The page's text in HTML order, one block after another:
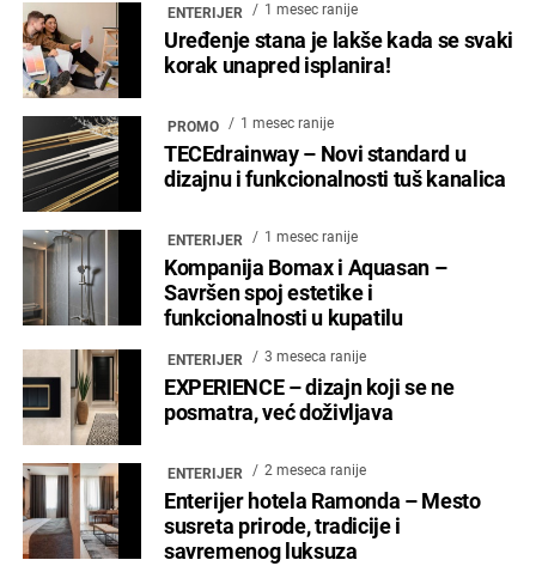
ENTERIJER 1 mesec ranije
Uređenje stana je lakše kada se svaki
korak unapred isplanira!
PROMO 1 mesec ranije
TECEdrainway – Novi standard u
dizajnu i funkcionalnosti tuš kanalica
ENTERIJER 1 mesec ranije
Kompanija Bomax i Aquasan –
Savršen spoj estetike i
funkcionalnosti u kupatilu
ENTERIJER 3 meseca ranije
EXPERIENCE – dizajn koji se ne
posmatra, već doživljava
ENTERIJER 2 meseca ranije
Enterijer hotela Ramonda – Mesto
susreta prirode, tradicije i
savremenog luksuza